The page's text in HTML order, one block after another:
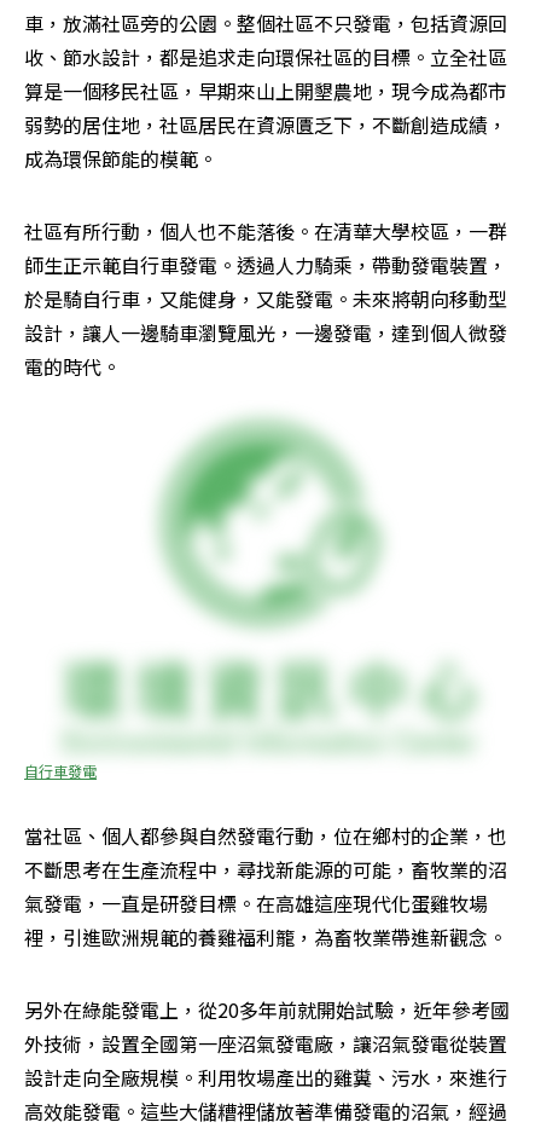
車，放滿社區旁的公園。整個社區不只發電，包括資源回
收、節水設計，都是追求走向環保社區的目標。立全社區
算是一個移民社區，早期來山上開墾農地，現今成為都市
弱勢的居住地，社區居民在資源匱乏下，不斷創造成績，
成為環保節能的模範。
社區有所行動，個人也不能落後。在清華大學校區，一群
師生正示範自行車發電。透過人力騎乘，帶動發電裝置，
於是騎自行車，又能健身，又能發電。未來將朝向移動型
設計，讓人一邊騎車瀏覽風光，一邊發電，達到個人微發
電的時代。
自行車發電
當社區、個人都參與自然發電行動，位在鄉村的企業，也
不斷思考在生產流程中，尋找新能源的可能，畜牧業的沼
氣發電，一直是研發目標。在高雄這座現代化蛋雞牧場
裡，引進歐洲規範的養雞福利籠，為畜牧業帶進新觀念。
另外在綠能發電上，從20多年前就開始試驗，近年參考國
外技術，設置全國第一座沼氣發電廠，讓沼氣發電從裝置
設計走向全廠規模。利用牧場產出的雞糞、污水，來進行
高效能發電。這些大儲糟裡儲放著準備發電的沼氣，經過